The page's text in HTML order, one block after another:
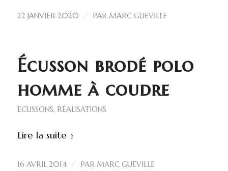
22 JANVIER 2020 / PAR MARC GUEVILLE
Écusson brodé polo
homme à coudre
ECUSSONS, RÉALISATIONS
Lire la suite
16 AVRIL 2014 / PAR MARC GUEVILLE